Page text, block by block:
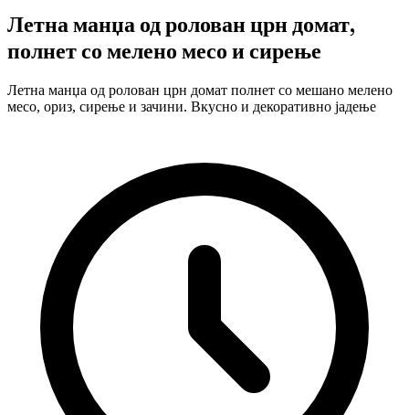
Летна манџа од ролован црн домат,
полнет со мелено месо и сирење
Летна манџа од ролован црн домат полнет со мешано мелено
месо, ориз, сирење и зачини. Вкусно и декоративно јадење